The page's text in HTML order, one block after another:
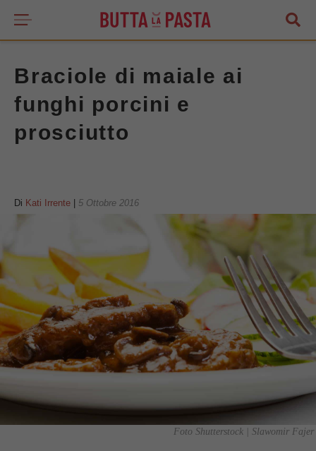
Braciole di maiale ai
funghi porcini e
prosciutto
Di Kati Irrente 5 Ottobre 2016
Foto Shutterstock | Slawomir Fajer